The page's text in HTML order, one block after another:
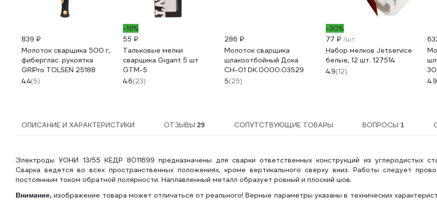
839 ₽
Молоток сварщика 500 г,
фиберглас. рукоятка
GRIPro TOLSEN 25188
4.4(5)
-19%
55 ₽
Тальковые мелки
сварщика Gigant 5 шт
GTM-5
4.6(23)
286 ₽
Молоток сварщика
шлакоотбойный Дока
СН-01 DK.0000.03529
5(25)
-30%
77 ₽ /шт
Набор мелков Jetservice
белые, 12 шт. 127514
4.9(12)
4.9
ОПИСАНИЕ И ХАРАКТЕРИСТИКИ ОТЗЫВЫ 29 СОПУТСТВУЮЩИЕ ТОВАРЫ ВОПРОСЫ 1
Электроды УОНИ 13/55 КЕДР 8011699 предназначены для сварки ответственных конструкций из углеродистых
Сварка ведется во всех пространственных положениях, кроме вертикального сверху вниз. Работы следует
постоянным током обратной полярности. Наплавленный металл образует ровный и плоский шов.
Внимание,изображение товара может отличаться от реального! Верные параметры указаны в технических